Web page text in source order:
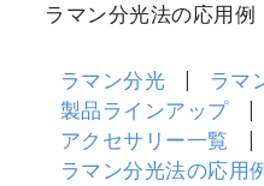
ラマン分光法の応用例
ラマン分光
ラマ
製品ラインアップ
アクセサリー一覧
ラマン分光法の応用